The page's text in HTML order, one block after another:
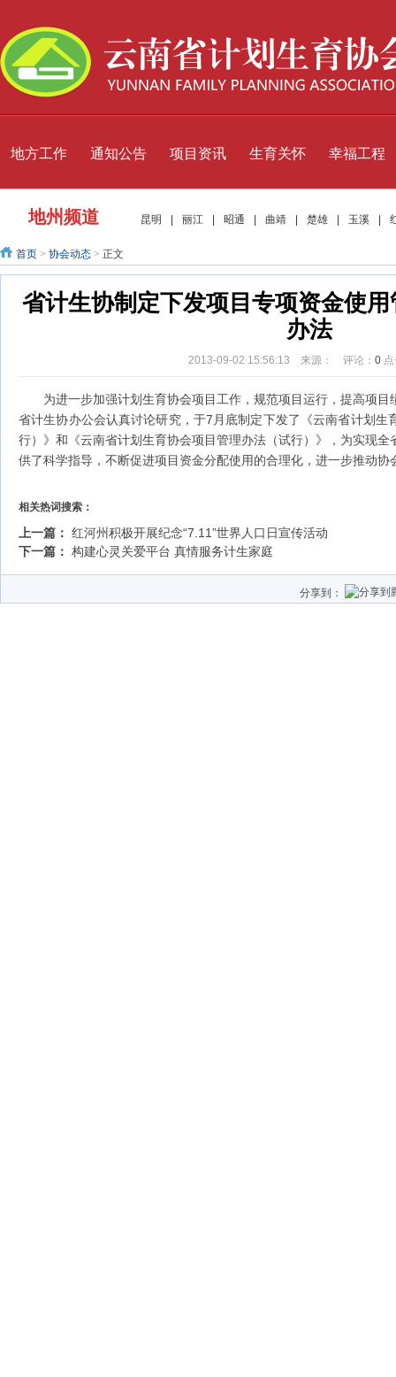
地方工作 通知公告 项目资讯 生育关怀 幸福工程
地州频道 昆明 丽江 昭通 曲靖 楚雄 玉溪
首页 > 协会动态 > 正文
省计生协制定下发项目专项资金使
办法
2013-09-02 15:56:13 来源： 评论： 0
为进一步加强计划生育协会项目工作，规范项目运行，提高项
省计生协办公会认真讨论研究，于7月底制定下发了《云南省计划生
行）》和《云南省计划生育协会项目管理办法（试行）》，为实现
供了科学指导，不断促进项目资金分配使用的合理化，进一步推动协
相关热词搜索：
上一篇： 红河州积极开展纪念“7.11”世界人口日宣传活动
下一篇： 构建心灵关爱平台 真情服务计生家庭
分享到：